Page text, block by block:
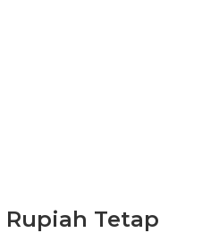
Tetap